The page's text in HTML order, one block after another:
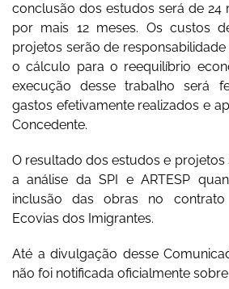
conclusão dos estudos será de 24
por mais 12 meses. Os custos
projetos serão de responsabilidade
o cálculo para o reequilíbrio
execução desse trabalho será
gastos efetivamente realizados e
Concedente.
O resultado dos estudos e projetos
a análise da SPI e ARTESP
inclusão das obras no
Ecovias dos Imigrantes.
Até a divulgação desse
não foi notificada oficialmente